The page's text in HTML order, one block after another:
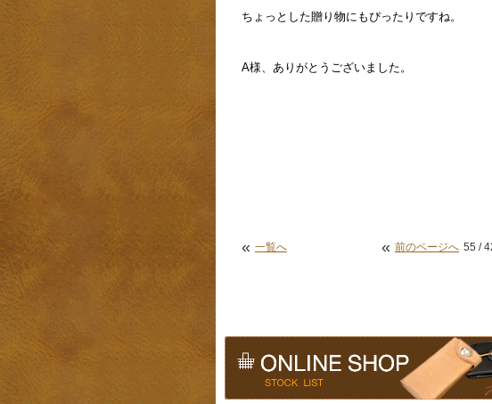
ちょっとした贈り物にもぴったりですね。
A様、ありがとうございました。
« 一覧へ « 前のページへ 55 /